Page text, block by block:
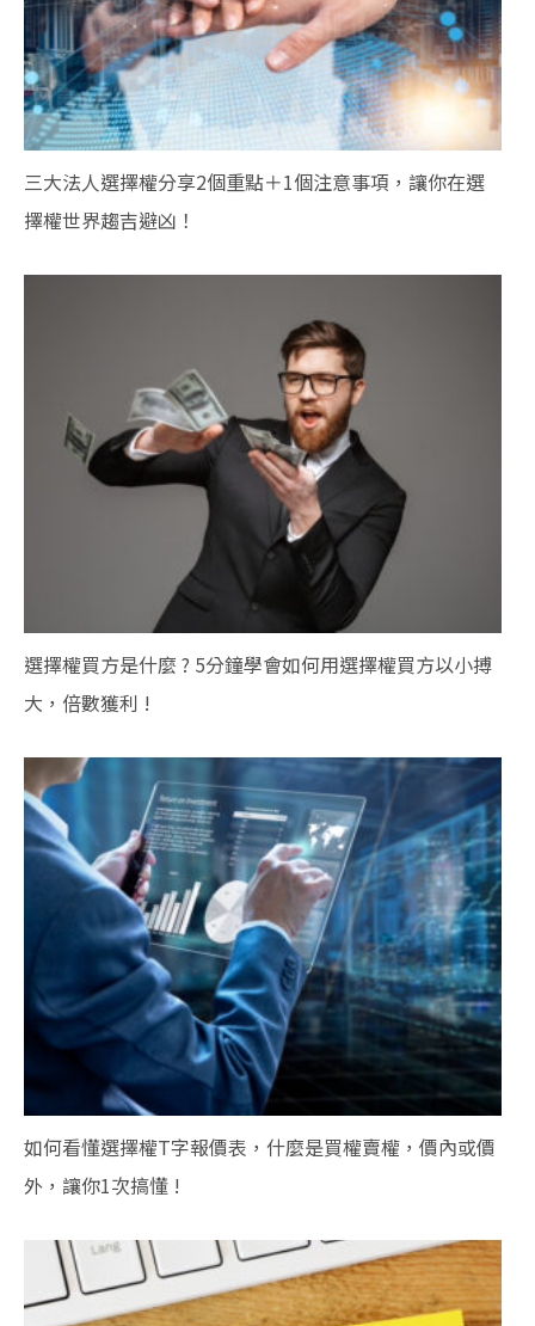
三大法人選擇權分享2個重點＋1個注意事項，讓你在選
擇權世界趨吉避凶！
選擇權買方是什麼 ? 5分鐘學會如何用選擇權買方以小搏
大，倍數獲利 !
如何看懂選擇權T字報價表，什麼是買權賣權，價內或價
外，讓你1次搞懂 !